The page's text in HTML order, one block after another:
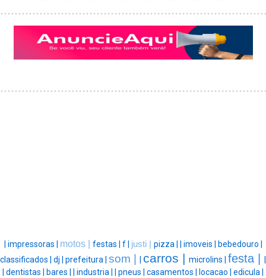
| impressoras | motos | festas | f | justi | pizza | | imoveis | bebedouro |
classificados | dj | prefeitura | som | | carros | microlins | festa | |
| dentistas | bares | | industria | | pneus | casamentos | locacao | edicula |